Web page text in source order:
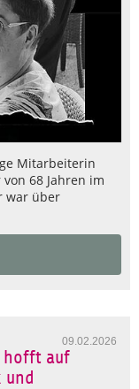
Mitarbeiterin
68 Jahren im
war über
09.02.2026
hofft auf
und